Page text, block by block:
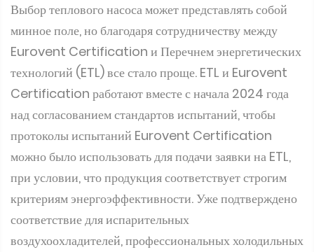
Выбор теплового насоса может представлять собой
минное поле, но благодаря сотрудничеству между
Eurovent Certification и Перечнем энергетических
технологий (ETL) все стало проще. ETL и Eurovent
Certification работают вместе с начала 2024 года
над согласованием стандартов испытаний, чтобы
протоколы испытаний Eurovent Certification
можно было использовать для подачи заявки на ETL,
при условии, что продукция соответствует строгим
критериям энергоэффективности. Уже подтверждено
соответствие для испарительных
воздухоохладителей, профессиональных холодильных